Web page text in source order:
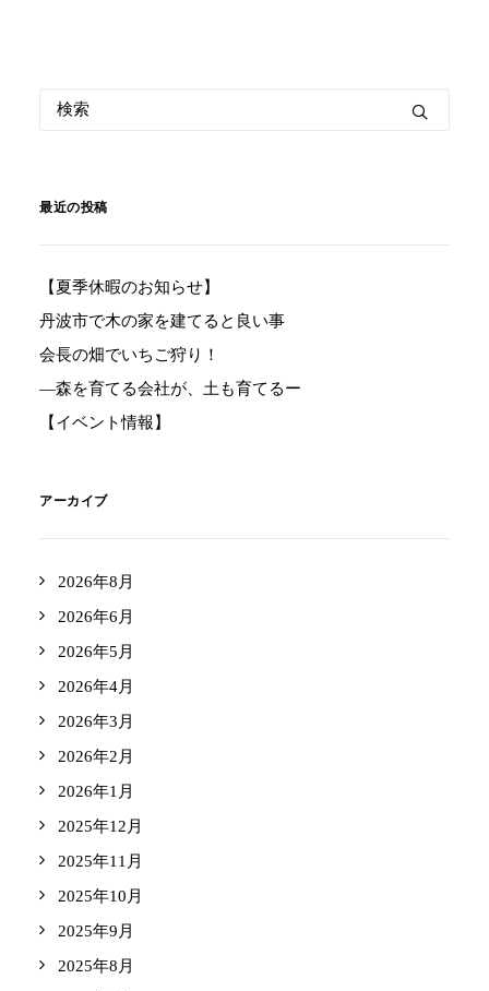
最近の投稿
【夏季休暇のお知らせ】
丹波市で木の家を建てると良い事
会長の畑でいちご狩り！
―森を育てる会社が、土も育てるー
【イベント情報】
アーカイブ
2026年8月
2026年6月
2026年5月
2026年4月
2026年3月
2026年2月
2026年1月
2025年12月
2025年11月
2025年10月
2025年9月
2025年8月